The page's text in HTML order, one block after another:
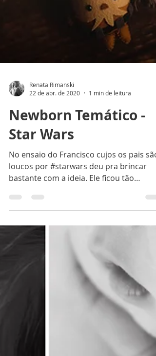
Renata Rimanski
22 de abr. de 2020
1 min de leitura
Newborn Temático -
Star Wars
No ensaio do Francisco cujos os pais são
loucos por #starwars deu pra brincar
bastante com a ideia. Ele ficou tão
lindinho de Mini Jedi